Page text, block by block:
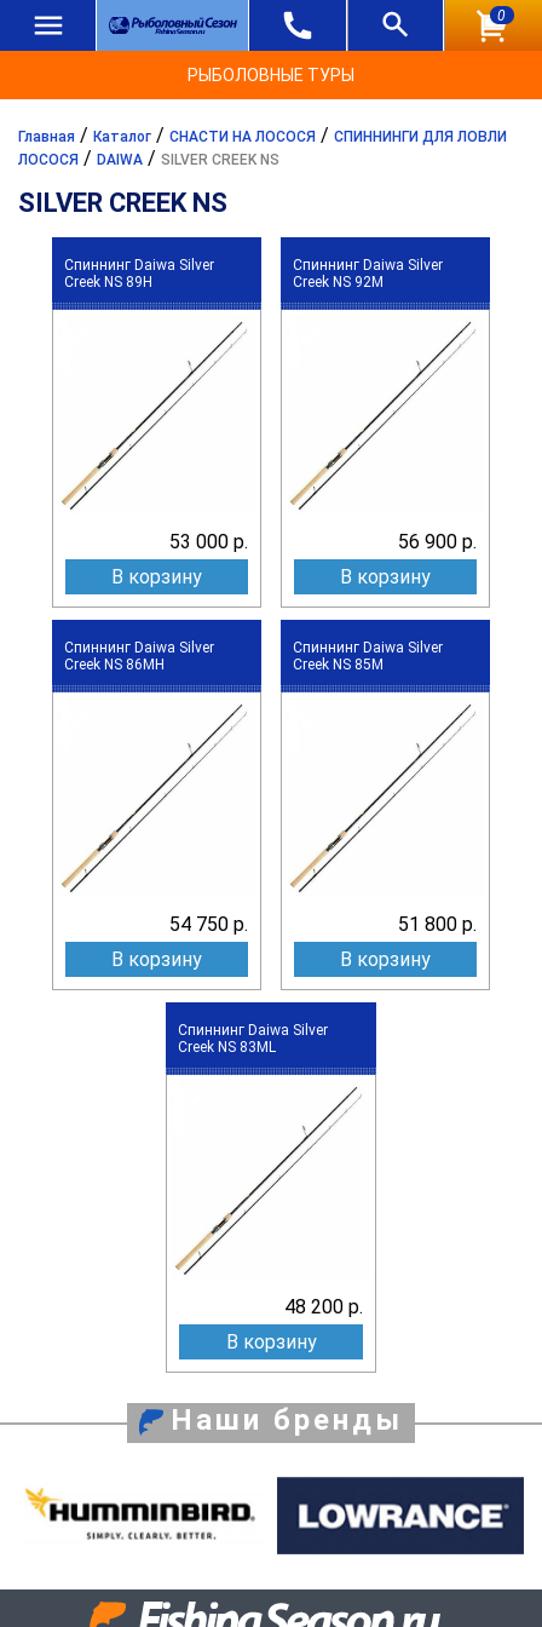
0
РЫБОЛОВНЫЕ ТУРЫ
Главная / Каталог / СНАСТИ НА ЛОСОСЯ / СПИННИНГИ ДЛЯ ЛОВЛИ
ЛОСОСЯ / DAIWA / SILVER CREEK NS
SILVER CREEK NS
Спиннинг Daiwa Silver
Creek NS 89H
53 000 р.
В корзину
Спиннинг Daiwa Silver
Creek NS 92M
56 900 р.
В корзину
Спиннинг Daiwa Silver
Creek NS 86MH
54 750 р.
В корзину
Спиннинг Daiwa Silver
Creek NS 85M
51 800 р.
В корзину
Спиннинг Daiwa Silver
Creek NS 83ML
48 200 р.
В корзину
Наши бренды